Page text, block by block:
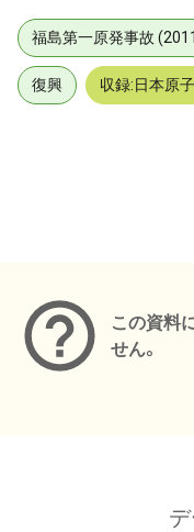
福島第一原発事故
復興 収録:日本原
この資料
せん。